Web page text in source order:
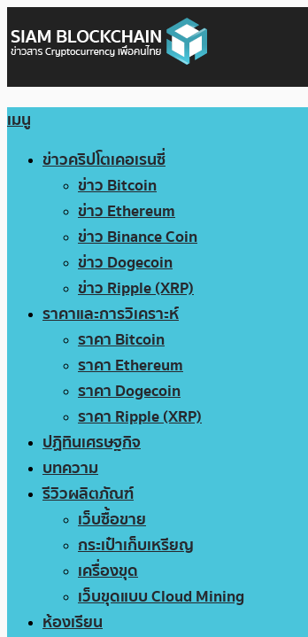
เมนู
ข่าวคริปโตเคอเรนซี่
ข่าว Bitcoin
ข่าว Ethereum
ข่าว Binance Coin
ข่าว Dogecoin
ข่าว Ripple (XRP)
ราคาและการวิเคราะห์
ราคา Bitcoin
ราคา Ethereum
ราคา Dogecoin
ราคา Ripple (XRP)
ปฏิทินเศรษฐกิจ
บทความ
รีวิวผลิตภัณฑ์
เว็บซื้อขาย
กระเป๋าเก็บเหรียญ
เครื่องขุด
เว็บขุดแบบ Cloud Mining
ห้องเรียน